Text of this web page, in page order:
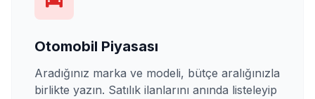
Otomobil Piyasası
Aradığınız marka ve modeli, bütçe aralığınızla
birlikte yazın. Satılık ilanlarını anında listeleyip